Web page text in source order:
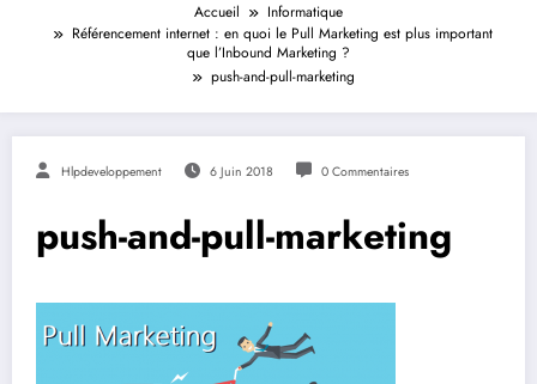
Accueil
Informatique
Référencement internet : en quoi le Pull Marketing est plus important
que l’Inbound Marketing ?
push-and-pull-marketing
Hlpdeveloppement 6 Juin 2018 0 Commentaires
push-and-pull-marketing